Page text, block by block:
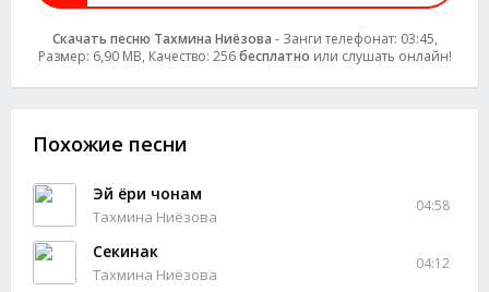
Скачать песню Тахмина Ниёзова - Занги телефонат: 03:45,
Размер: 6,90 MB, Качество: 256бесплатно или слушать онлайн!
Похожие песни
Эй ёри чонам
Тахмина Ниёзова
04:58
Секинак
Тахмина Ниёзова
04:12